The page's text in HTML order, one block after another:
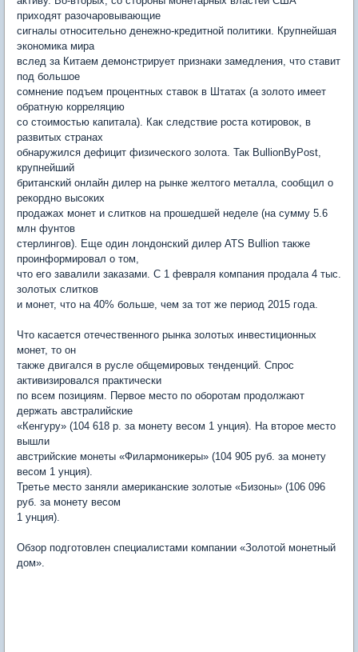
приходят разочаровывающие
сигналы относительно денежно-кредитной политики. Крупнейшая
экономика мира
вслед за Китаем демонстрирует признаки замедления, что ставит
под большое
сомнение подъем процентных ставок в Штатах (а золото имеет
обратную корреляцию
со стоимостью капитала). Как следствие роста котировок, в
развитых странах
обнаружился дефицит физического золота. Так BullionByPost,
крупнейший
британский онлайн дилер на рынке желтого металла, сообщил о
рекордно высоких
продажах монет и слитков на прошедшей неделе (на сумму 5.6
млн фунтов
стерлингов). Еще один лондонский дилер ATS Bullion также
проинформировал о том,
что его завалили заказами. С 1 февраля компания продала 4 тыс.
золотых слитков
и монет, что на 40% больше, чем за тот же период 2015 года.
Что касается отечественного рынка золотых инвестиционных
монет, то он
также двигался в русле общемировых тенденций. Спрос
активизировался практически
по всем позициям. Первое место по оборотам продолжают
держать австралийские
«Кенгуру» (104 618 р. за монету весом 1 унция). На второе место
вышли
австрийские монеты «Филармоникеры» (104 905 руб. за монету
весом 1 унция).
Третье место заняли американские золотые «Бизоны» (106 096
руб. за монету весом
1 унция).
Обзор подготовлен специалистами компании «Золотой монетный
дом».